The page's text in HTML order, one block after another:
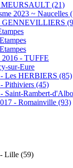
(21)
2023 ~ Naucelles
GENNEVILLIERS
- TUFFE
sur-Eure
Les HERBIERS (85)
Pithiviers (45)
Saint-Rambert-
- Romainville (93)
Lille (59)